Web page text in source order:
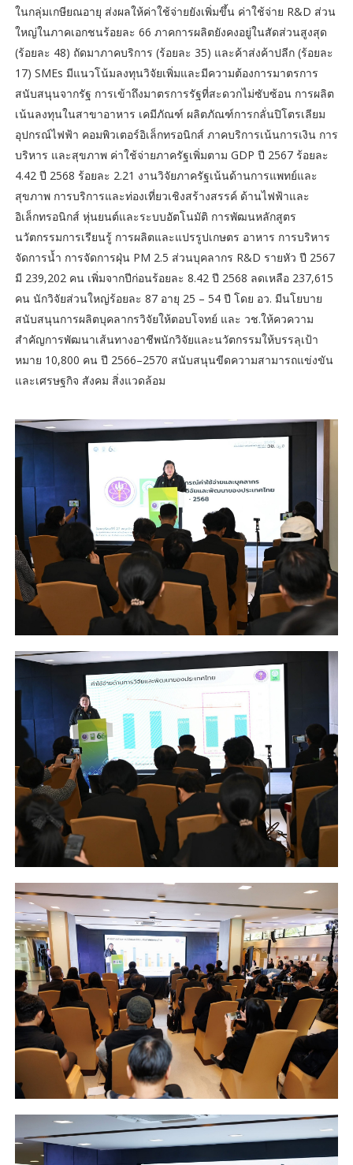
ในกลุ่มเกษียณอายุ ส่งผลให้ค่าใช้จ่ายยังเพิ่มขึ้น ค่าใช้จ่าย R&D ส่วน
ใหญ่ในภาคเอกชนร้อยละ 66 ภาคการผลิตยังคงอยู่ในสัดส่วนสูงสุด
(ร้อยละ 48) ถัดมาภาคบริการ (ร้อยละ 35) และค้าส่งค้าปลีก (ร้อยละ
17) SMEs มีแนวโน้มลงทุนวิจัยเพิ่มและมีความต้องการมาตรการ
สนับสนุนจากรัฐ การเข้าถึงมาตรการรัฐที่สะดวกไม่ซับซ้อน การผลิต
เน้นลงทุนในสาขาอาหาร เคมีภัณฑ์ ผลิตภัณฑ์การกลั่นปิโตรเลียม
อุปกรณ์ไฟฟ้า คอมพิวเตอร์อิเล็กทรอนิกส์ ภาคบริการเน้นการเงิน การ
บริหาร และสุขภาพ ค่าใช้จ่ายภาครัฐเพิ่มตาม GDP ปี 2567 ร้อยละ
4.42 ปี 2568 ร้อยละ 2.21 งานวิจัยภาครัฐเน้นด้านการแพทย์และ
สุขภาพ การบริการและท่องเที่ยวเชิงสร้างสรรค์ ด้านไฟฟ้าและ
อิเล็กทรอนิกส์ หุ่นยนต์และระบบอัตโนมัติ การพัฒนหลักสูตร
นวัตกรรมการเรียนรู้ การผลิตและแปรรูปเกษตร อาหาร การบริหาร
จัดการน้ำ การจัดการฝุ่น PM 2.5 ส่วนบุคลากร R&D รายหัว ปี 2567
มี 239,202 คน เพิ่มจากปีก่อนร้อยละ 8.42 ปี 2568 ลดเหลือ 237,615
คน นักวิจัยส่วนใหญ่ร้อยละ 87 อายุ 25 – 54 ปี โดย อว. มีนโยบาย
สนับสนุนการผลิตบุคลากรวิจัยให้ตอบโจทย์ และ วช.ให้ควความ
สำคัญการพัฒนาเส้นทางอาชีพนักวิจัยและนวัตกรรมให้บรรลุเป้า
หมาย 10,800 คน ปี 2566–2570 สนับสนุนขีดความสามารถแข่งขัน
และเศรษฐกิจ สังคม สิ่งแวดล้อม